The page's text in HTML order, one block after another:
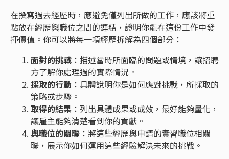
在撰寫過去經歷時，應避免僅列出所做的工作，應該將重
點放在經歷與職位之間的連結，證明你能在這份工作中發
揮價值。你可以將每一項經歷拆解為四個部分：
面對的挑戰 ：描述當時所面臨的問題或情境，讓招聘
方了解你處理過的實際情況。
採取的行動 ：具體說明你是如何應對挑戰，所採取的
策略或步驟。
取得的結果 ：列出具體成果或成效，最好能夠量化，
讓雇主能夠清楚看到你的貢獻。
與職位的關聯 ：將這些經歷與申請的實習職位相關
聯，展示你如何運用這些經驗解決未來的挑戰。